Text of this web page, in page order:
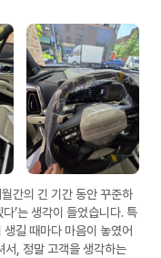
간의 긴 기간 동안 꾸준하
’는 생각이 들었습니다. 특
길 때마다 마음이 놓였어
서, 정말 고객을 생각하는